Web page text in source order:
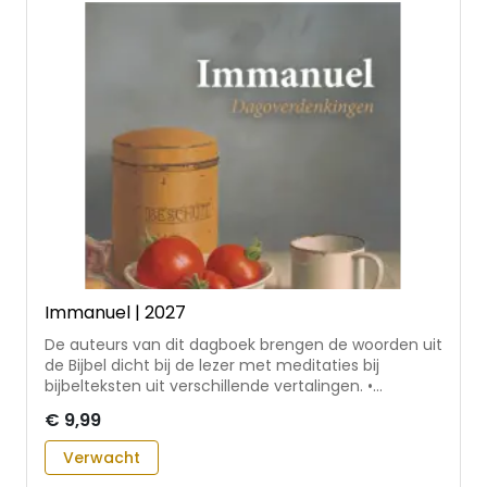
Immanuel | 2027
De auteurs van dit dagboek brengen de woorden uit
de Bijbel dicht bij de lezer met meditaties bij
bijbelteksten uit verschillende vertalingen. •
jaarlijks werken verschillende predikanten uit
confessioneel- hervormde kring mee aan het
dagboek • geschikt voor persoonlijk gebruik of in
€ 9,99
Verwacht